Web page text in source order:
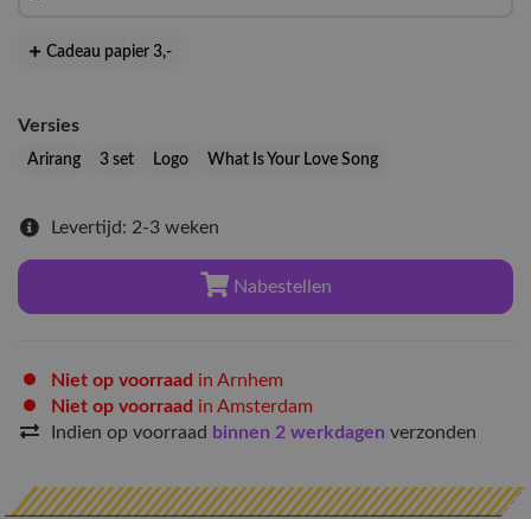
Cadeau papier 3,-
Versies
Arirang 3 set Logo What Is Your Love Song
Levertijd: 2-3 weken
Nabestellen
Niet op voorraad in Arnhem
Niet op voorraad in Amsterdam
Indien op voorraad binnen 2 werkdagen verzonden